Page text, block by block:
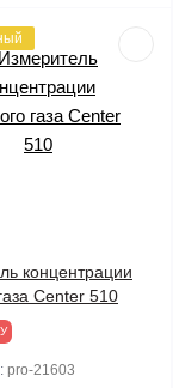
концентрации
Center 510
pro-21603